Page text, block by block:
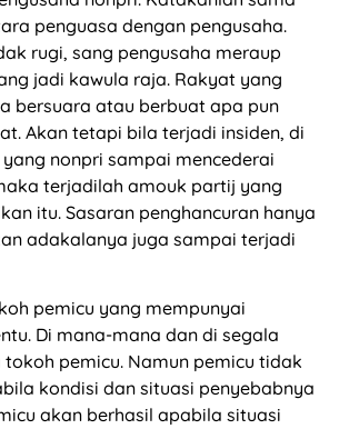
penguasa dengan pengusaha.
rugi, sang pengusaha meraup
jadi kawula raja. Rakyat yang
bersuara atau berbuat apa pun
Akan tetapi bila terjadi insiden, di
nonpri sampai mencederai
terjadilah amouk partij yang
itu. Sasaran penghancuran hanya
adakalanya juga sampai terjadi
pemicu yang mempunyai
Di mana-mana dan di segala
pemicu. Namun pemicu tidak
kondisi dan situasi penyebabnya
akan berhasil apabila situasi